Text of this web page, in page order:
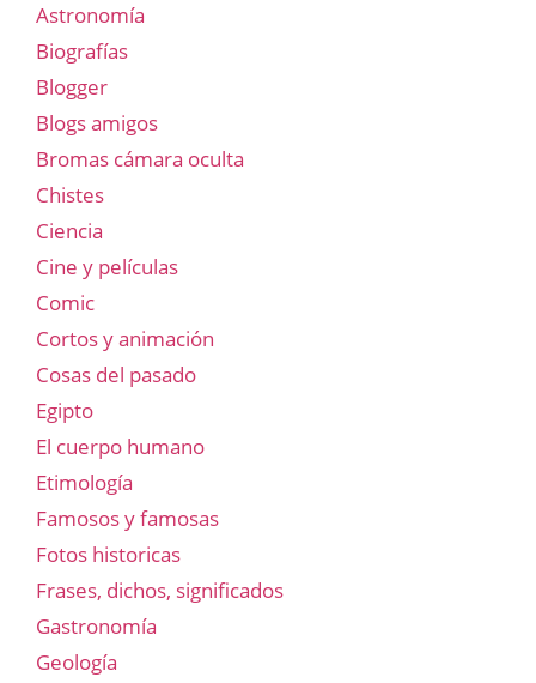
Astronomía
Biografías
Blogger
Blogs amigos
Bromas cámara oculta
Chistes
Ciencia
Cine y películas
Comic
Cortos y animación
Cosas del pasado
Egipto
El cuerpo humano
Etimología
Famosos y famosas
Fotos historicas
Frases, dichos, significados
Gastronomía
Geología